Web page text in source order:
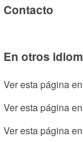
Contacto
En otros
Ver esta página
Ver esta página
Ver esta página